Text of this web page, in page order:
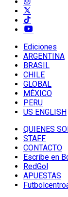
Ediciones
ARGENTINA
BRASIL
CHILE
GLOBAL
MÉXICO
PERU
US ENGLISH
QUIENES
STAFF
CONTACTO
Escribe en
RedGol
APUESTAS